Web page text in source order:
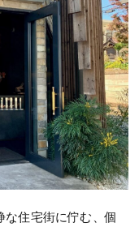
住宅街に佇む、個